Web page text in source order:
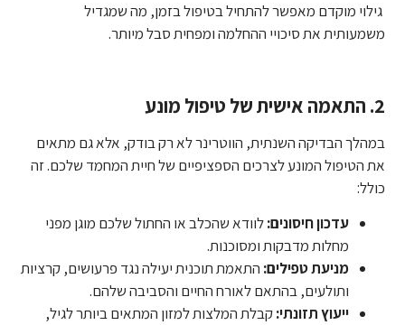
גילוי מוקדם מאפשר להתחיל בטיפול בזמן, מה שמגדיל
משמעותית את סיכויי ההחלמה ומפחית סבל מיותר.
2. התאמה אישית של טיפול מונע
במהלך הבדיקה השנתית, הווטרינר לא רק בודק, אלא גם מתאים
את הטיפול המונע לצרכים הספציפיים של חיית המחמד שלכם. זה
כולל:
עדכון חיסונים:לוודא שהכלב או החתול שלכם מוגן מפני
מחלות מדבקות ומסוכנות.
מניעת טפילים: התאמת תוכנית יעילה נגד פרעושים, קרציות
ותולעים, בהתאם לאורח החיים והסביבה שלהם.
ייעוץ תזונתי:קבלת המלצות למזון המתאים ביותר לגיל,